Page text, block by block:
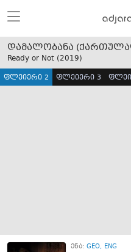
დამალობანა
Ready or Not (2019)
ფლეიერი 2 ფლეიერი 3
ენა: GEO ENG